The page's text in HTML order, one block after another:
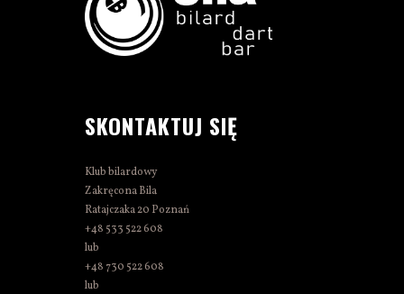
SKONTAKTUJ SIĘ
Klub bilardowy
Zakręcona Bila
Ratajczaka 20 Poznań
+48 533 522 608
lub
+48 730 522 608
lub